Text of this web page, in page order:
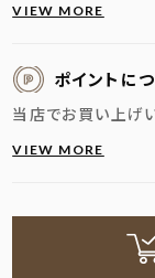
VIEW MORE
ポイントに
当店でお買い上げ
VIEW MORE